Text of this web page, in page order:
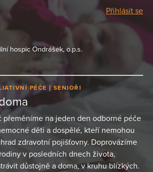
Přihlásit se
hospic Ondrášek, o.p.s.
PÉČE SENIOŘI
přeměníme na jeden den odborné péče
děti a dospělé, kteří nemohou
zdravotní pojišťovny. Doprovázíme
v posledních dnech života,
důstojně a doma, v kruhu blízkých.